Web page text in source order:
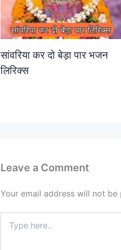
सांवरिया कर दो बेड़ा पार भजन
लिरिक्स
Leave a Comment
Your email address will not be
here..